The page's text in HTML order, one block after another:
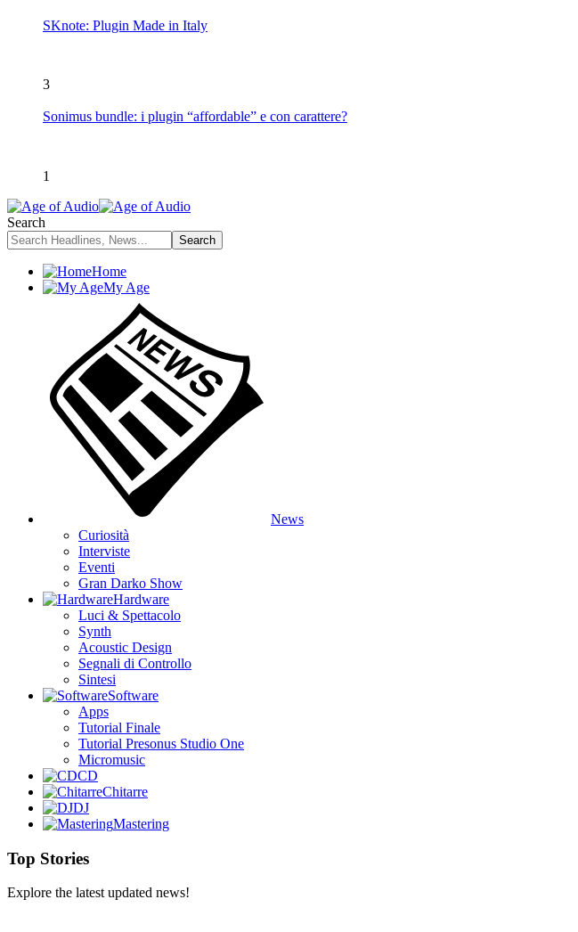
SKnote: Plugin Made in Italy
3
Sonimus bundle: i plugin “affordable” e con carattere?
1
Search
Home
My Age
News
Curiosità
Interviste
Eventi
Gran Darko Show
Hardware
Luci & Spettacolo
Synth
Acoustic Design
Segnali di Controllo
Sintesi
Software
Apps
Tutorial Finale
Tutorial Presonus Studio One
Micromusic
CD
Chitarre
DJ
Mastering
Top Stories
Explore the latest updated news!